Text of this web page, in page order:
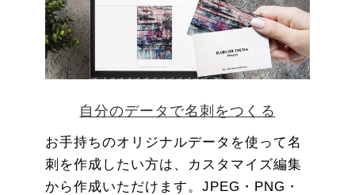
自分のデータで名刺をつくる
お手持ちのオリジナルデータを使って名
刺を作成したい方は、カスタマイズ編集
から作成いただけます。JPEG・PNG・